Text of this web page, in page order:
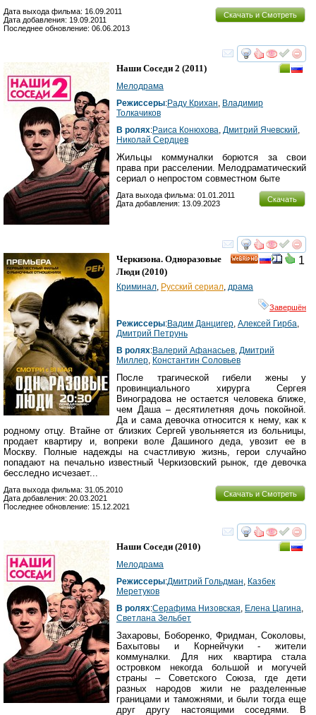
Скачать и Смотреть
Дата выхода фильма: 16.09.2011
Дата добавления: 19.09.2011
Последнее обновление: 06.06.2013
смотреть
Наши Соседи 2 (2011)
Мелодрама
Режиссеры:Раду Крихан Владимир
Толкачиков
В ролях:Раиса Конюхова Дмитрий Ячевский
Николай Сердцев
Жильцы коммуналки борются за свои
права при расселении. Мелодраматический
сериал о непростом совместном быте
Скачать
Дата выхода фильма: 01.01.2011
Дата добавления: 13.09.2023
смотреть
1
Черкизона. Одноразовые
Люди (2010)
Криминал Русский сериал драма
Завершён
Режиссеры:Вадим Данцигер Алексей Гирба
Дмитрий Петрунь
В ролях:Валерий Афанасьев Дмитрий
Миллер Константин Соловьев
После трагической гибели жены у
провинциального хирурга Сергея
Виноградова не остается человека ближе,
чем Даша – десятилетняя дочь покойной.
Да и сама девочка относится к нему, как к
родному отцу. Втайне от близких Сергей увольняется из больницы,
продает квартиру и, вопреки воле Дашиного деда, увозит ее в
Москву. Полные надежды на счастливую жизнь, герои случайно
попадают на печально известный Черкизовский рынок, где девочка
бесследно исчезает...
Скачать и Смотреть
Дата выхода фильма: 31.05.2010
Дата добавления: 20.03.2021
Последнее обновление: 15.12.2021
смотреть
Наши Соседи (2010)
Мелодрама
Режиссеры:Дмитрий Гольдман, Казбек
Меретуков
В ролях:Серафима Низовская, Елена Цагина,
Светлана Зельбет
Захаровы, Боборенко, Фридман, Соколовы,
Бахытовы и Корнейчуки - жители
коммуналки. Для них квартира стала
островком некогда большой и могучей
страны – Советского Союза, где дети
разных народов жили не разделенные
границами и таможнями, и были тогда еще
друг другу настоящими соседями. В